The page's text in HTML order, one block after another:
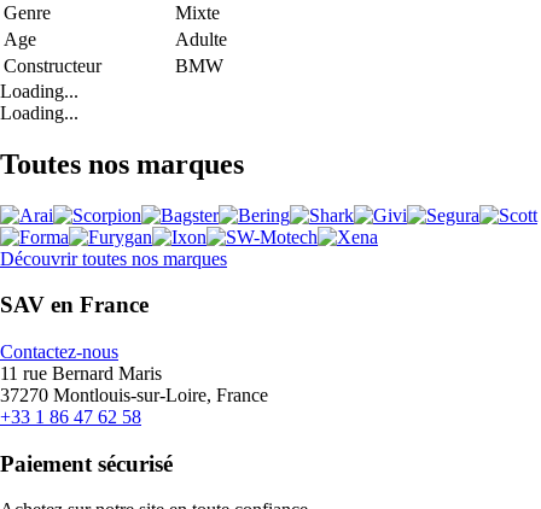
Genre
Mixte
Age
Adulte
Constructeur
BMW
Loading...
Loading...
Toutes nos marques
Découvrir toutes nos marques
SAV en France
Contactez-nous
11 rue Bernard Maris
37270 Montlouis-sur-Loire, France
+33 1 86 47 62 58
Paiement sécurisé